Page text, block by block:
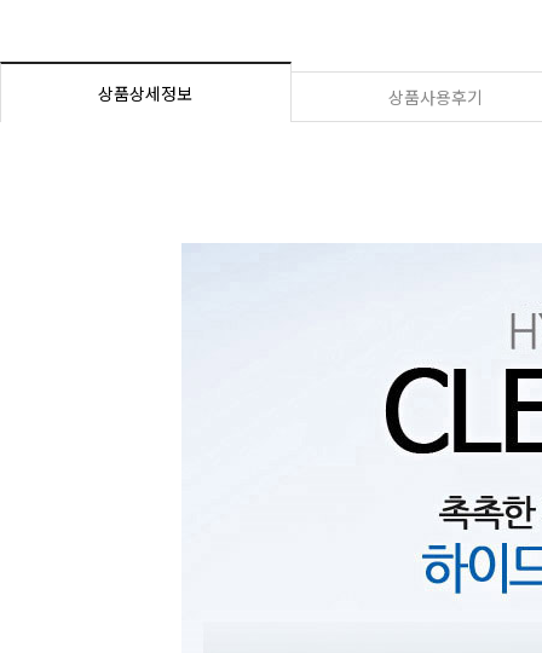
상품상세정보 상품사용후기